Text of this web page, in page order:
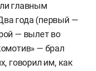
главным
года (первый —
— вылет во
— брал
говорил им, как